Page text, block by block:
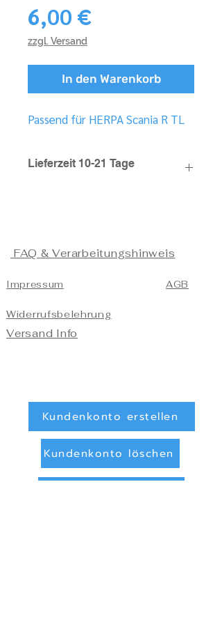
6,00 €Preis
zzgl. Versand
In den Warenkorb
Passend für HERPA Scania R TL
Lieferzeit 10-21 Tage
FAQ & Verarbeitungshinweis
Impressum
Widerrufsbelehrung
Versand Info
AGB
Kundenkonto erstellen
Kundenkonto löschen